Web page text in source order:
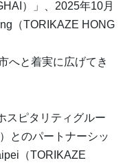
）」、2025年10月
（TORIKAZE HONG
へと着実に広げてき
スピタリティグルー
とのパートナーシッ
（TORIKAZE